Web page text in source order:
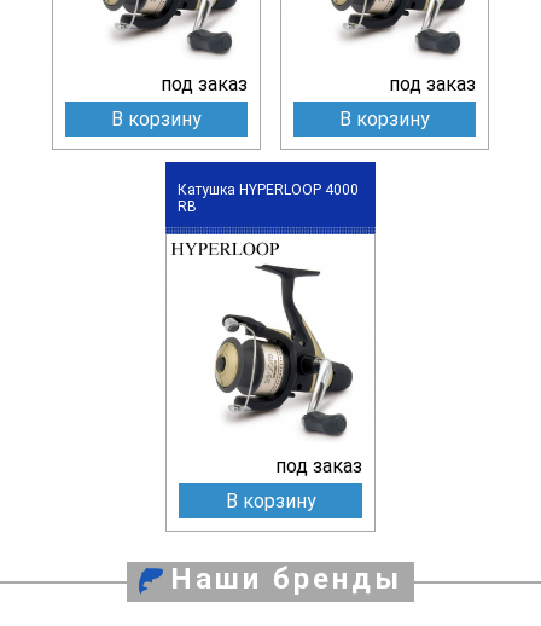
под заказ
В корзину
под заказ
В корзину
Катушка HYPERLOOP 4000
RB
под заказ
В корзину
Наши бренды